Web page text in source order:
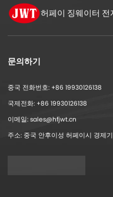
허페이 징웨이터 전
문의하기
중국 전화번호: +86 19930126138
국제전화: +86 19930126138
이메일: sales@hfjwt.cn
주소: 중국 안후이성 허페이시 경제